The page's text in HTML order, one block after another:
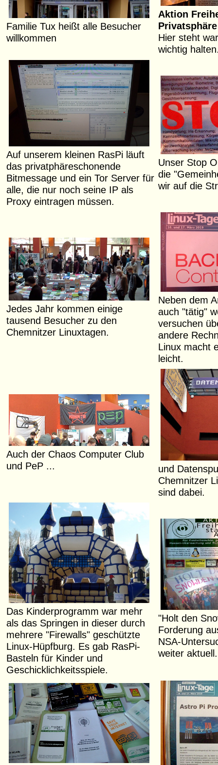
Familie Tux heißt alle Besucher
willkommen
Aktion
Hier steht
wichtig
Auf unserem kleinen RasPi läuft
das privatphäreschonende
Bitmessage und ein Tor Server für
alle, die nur noch seine IP als
Proxy eintragen müssen.
Unser Stop
die
wir auf die
Jedes Jahr kommen einige
tausend Besucher zu den
Chemnitzer Linuxtagen.
Neben dem
auch "tätig"
versuchen
andere
Linux macht
leicht.
Auch der Chaos Computer Club
und PeP ...
und
Chemnitzer
sind dabei.
Das Kinderprogramm war mehr
als das Springen in dieser durch
mehrere "Firewalls" geschützte
Linux-Hüpfburg. Es gab RasPi-
Basteln für Kinder und
Geschicklichkeitsspiele.
"Holt den
Forderung
NSA-
weiter aktuell.